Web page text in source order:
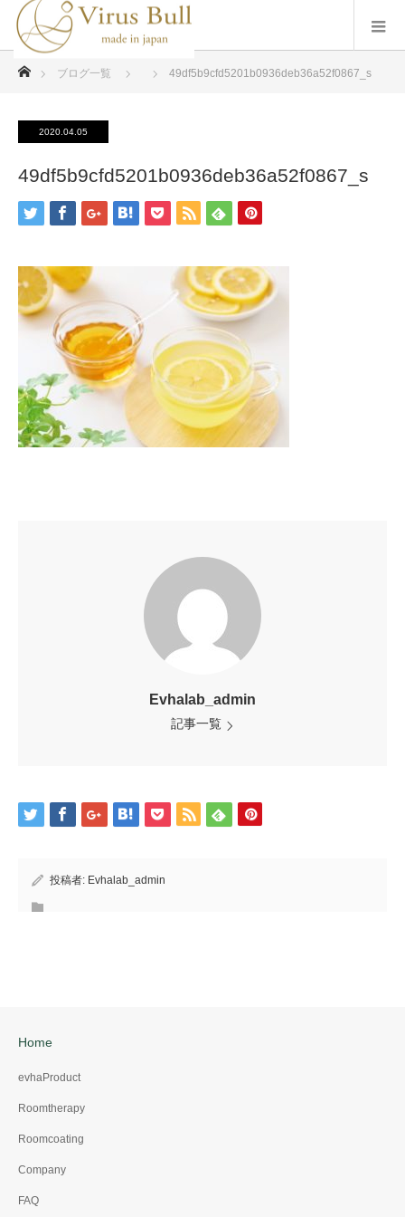
ブログ一覧 49df5b9cfd5201b0936deb36a52f0867_s
2020.04.05
49df5b9cfd5201b0936deb36a52f0867_s
Evhalab_admin
記事一覧
投稿者: Evhalab_admin
Home
evhaProduct
Roomtherapy
Roomcoating
Company
FAQ